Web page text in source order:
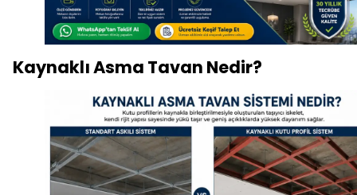
Kaynaklı Asma Tavan Nedir?